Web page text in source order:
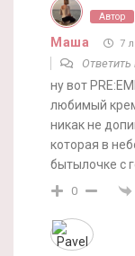
Автор
Маша 7
Ответить
ну вот
любимый
никак не
которая в
бытылочке с
0